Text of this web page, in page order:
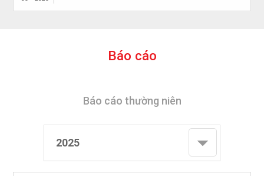
Báo cáo
Báo cáo thường niên
2025